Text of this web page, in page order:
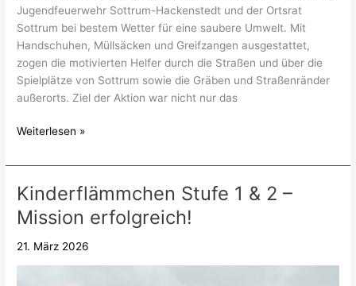
Jugendfeuerwehr Sottrum-Hackenstedt und der Ortsrat
Sottrum bei bestem Wetter für eine saubere Umwelt. Mit
Handschuhen, Müllsäcken und Greifzangen ausgestattet,
zogen die motivierten Helfer durch die Straßen und über die
Spielplätze von Sottrum sowie die Gräben und Straßenränder
außerorts. Ziel der Aktion war nicht nur das
Weiterlesen »
Kinderflämmchen Stufe 1 & 2 –
Mission erfolgreich!
21. März 2026
Kinderflämmchen
Stufe
1
&